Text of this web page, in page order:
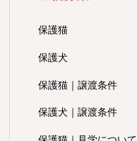
保護猫
保護犬
保護猫｜譲渡条件
保護犬｜譲渡条件